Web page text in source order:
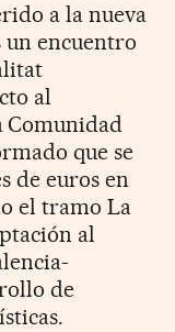
a la nueva
un encuentro
al
Comunidad
que se
de euros en
el tramo La
al
de